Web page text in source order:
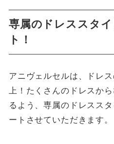
専属のドレススタ
ト！
アニヴェルセルは、ドレ
上！たくさんのドレスか
るよう、専属のドレスス
ートさせていただきます。